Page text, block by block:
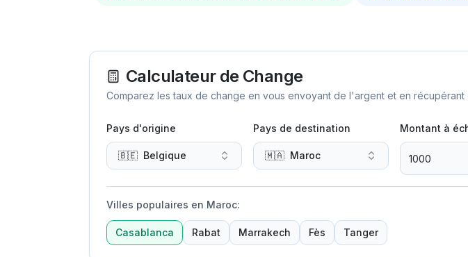
Calculateur de Change
Comparez les taux de change en vous envoyant de l'argent et en
Pays d'origine
🇧🇪 Belgique
Pays de destination
🇲🇦 Maroc
Montant à
Villes populaires en Maroc:
Casablanca Rabat Marrakech Fès Tanger